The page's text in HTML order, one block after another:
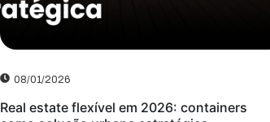
08/01/2026
Real estate flexível em 2026: containers